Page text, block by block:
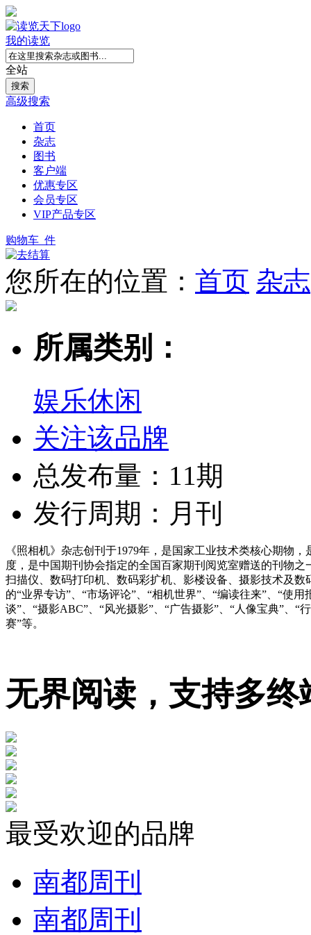
我的读览
全站
高级搜索
首页
杂志
图书
客户端
优惠专区
会员专区
VIP产品专区
购物车 件
您所在的位置： 首页 杂志
所属类别：
娱乐休闲
关注该品牌
总发布量：11期
发行周期：月刊
《照相机》杂志创刊于1979年，是国家工业技术类核心期物
度，是中国期刊协会指定的全国百家期刊阅览室赠送的刊物
扫描仪、数码打印机、数码彩扩机、影楼设备、摄影技术及数
的“业界专访”、“市场评论”、“相机世界”、“编读往来”、“使
谈”、“摄影ABC”、“风光摄影”、“广告摄影”、“人像宝典”
赛”等。
无界阅读，支持多终
最受欢迎的品牌
南都周刊
南都周刊